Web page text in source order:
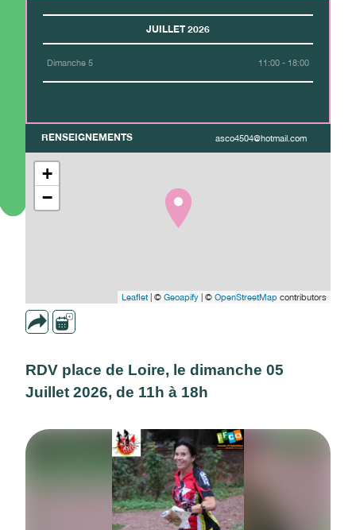
JUILLET 2026
Dimanche 5 11:00 - 18:00
RENSEIGNEMENTS asco4504@hotmail.com
+
−
Leaflet| © Geoapify | © OpenStreetMap contributors
RDV place de Loire, le dimanche 05
Juillet 2026, de 11h à 18h